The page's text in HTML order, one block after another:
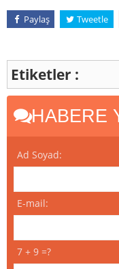
Paylaş Tweetle
Etiketler :
HABERE
Ad Soyad:
E-mail:
7 + 9 =?